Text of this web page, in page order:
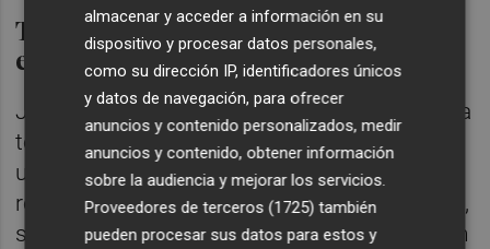
Tercera temporada con novedades
en experiencias y wellness
Junto a las experiencias más familiares, esta
temporada Magic World afrontará también
un importante proyecto de bienestar: la
reforma integral de Pontiana Thalasso Hotel,
su alojamiento de 5 estrellas. Esta actuación
almacenar y acceder a información en su
dispositivo y procesar datos personales,
como su dirección IP, identificadores únicos
y datos de navegación, para ofrecer
anuncios y contenido personalizados, medir
anuncios y contenido, obtener información
sobre la audiencia y mejorar los servicios.
Proveedores de terceros (1725) también
pueden procesar sus datos para estos y